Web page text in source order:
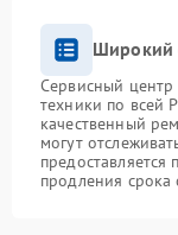
Широкий
Сервисный центр
техники по всей
качественный
могут
продления срока